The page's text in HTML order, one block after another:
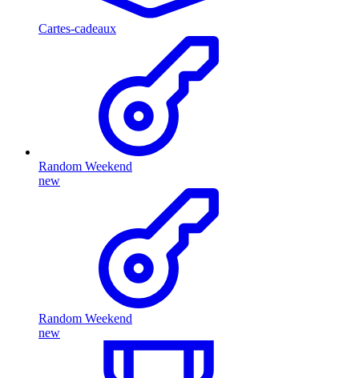
Cartes-cadeaux
Random Weekend
new
Random Weekend
new